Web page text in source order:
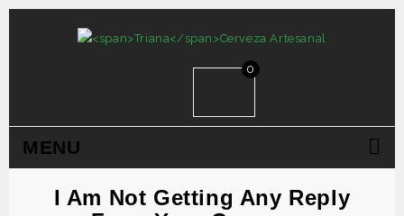
0
MENU
I Am Not Getting Any Reply